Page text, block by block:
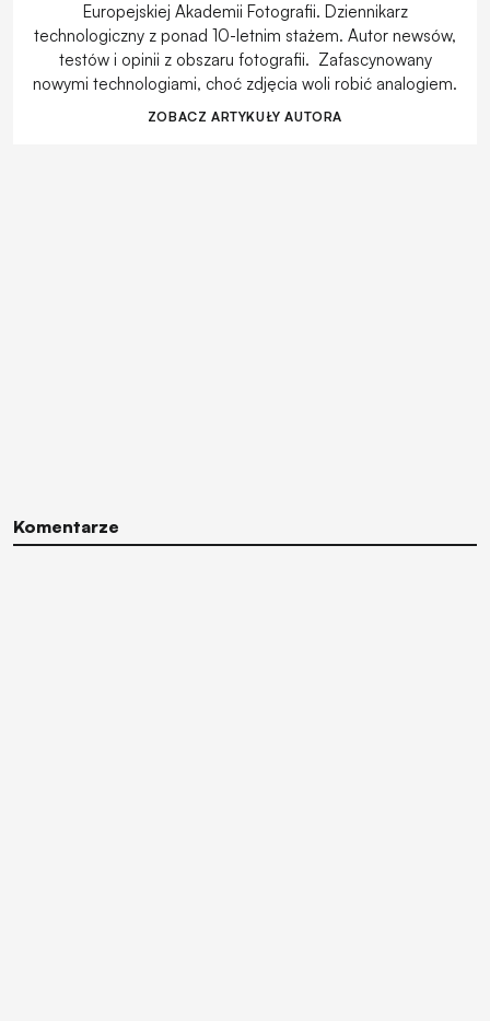
Europejskiej Akademii Fotografii. Dziennikarz
technologiczny z ponad 10-letnim stażem. Autor newsów,
testów i opinii z obszaru fotografii. Zafascynowany
nowymi technologiami, choć zdjęcia woli robić analogiem.
ZOBACZ ARTYKUŁY AUTORA
Komentarze